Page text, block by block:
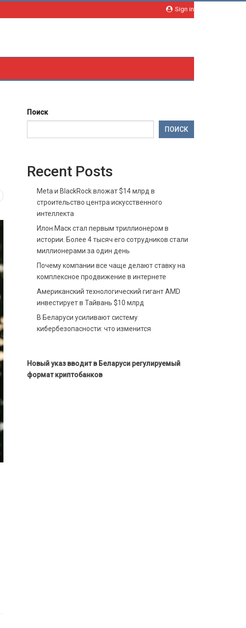
Sign in
Поиск
ПОИСК
Recent Posts
Meta и BlackRock вложат $14 млрд в
строительство центра искусственного
интеллекта
Илон Маск стал первым триллионером в
истории. Более 4 тысяч его сотрудников стали
миллионерами за один день
Почему компании все чаще делают ставку на
комплексное продвижение в интернете
Американский технологический гигант AMD
инвестирует в Тайвань $10 млрд
В Беларуси усиливают систему
кибербезопасности: что изменится
Новый указ вводит в Беларуси регулируемый
формат криптобанков